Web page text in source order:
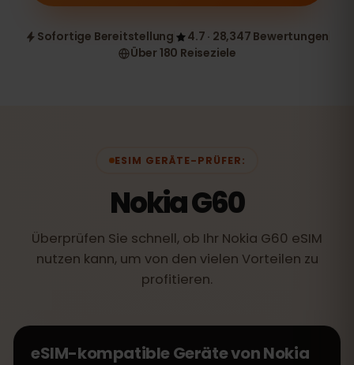
Sofortige Bereitstellung
4.7 · 28,347 Bewertungen
Über 180 Reiseziele
ESIM GERÄTE-PRÜFER:
Nokia G60
Überprüfen Sie schnell, ob Ihr Nokia G60 eSIM
nutzen kann, um von den vielen Vorteilen zu
profitieren.
eSIM-kompatible Geräte vonNokia